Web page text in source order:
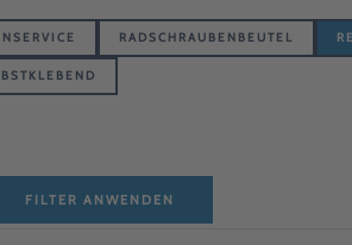
RADSCHRAUBENBEUTEL
FILTER ANWENDEN